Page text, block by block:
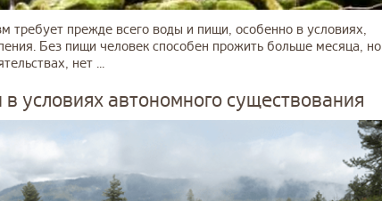
требует прежде всего воды и пищи, особенно в условиях,
Без пищи человек способен прожить больше месяца, но
нет ...
условиях автономного существования